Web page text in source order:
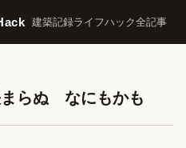
建築記録ライフハック全記事
らぬ なにもかも